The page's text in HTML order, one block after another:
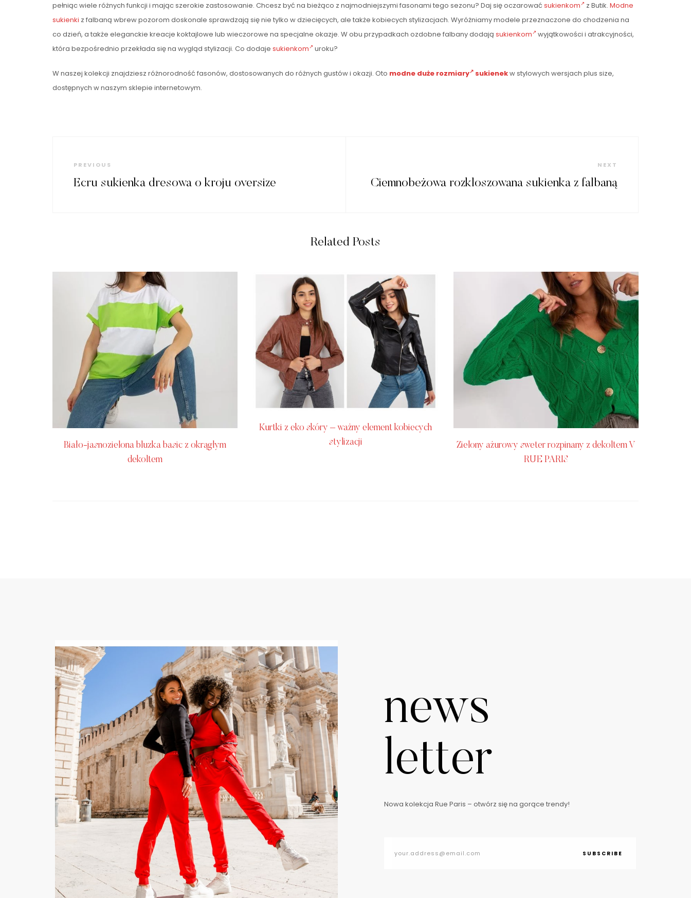
pełniąc wiele różnych funkcji i mając szerokie zastosowanie. Chcesz być na bieżąco z najmodniejszymi fasonami tego sezonu? Daj się oczarować sukienkom z Butik. Modne
sukienki z falbaną wbrew pozorom doskonale sprawdzają się nie tylko w dziecięcych, ale także kobiecych stylizacjach. Wyróżniamy modele przeznaczone do chodzenia na
co dzień, a także eleganckie kreacje koktajlowe lub wieczorowe na specjalne okazje. W obu przypadkach ozdobne falbany dodają sukienkom
wyjątkowości i atrakcyjności,
która bezpośrednio przekłada się na wygląd stylizacji. Co dodaje sukienkom uroku?
W naszej kolekcji znajdziesz różnorodność fasonów, dostosowanych do różnych gustów i okazji. Oto modne duże rozmiary sukienekw stylowych wersjach plus size,
dostępnych w naszym sklepie internetowym.
wpisu
Previous
Post
PREVIOUS
Ecru sukienka dresowa o kroju oversize
NEXT
Ciemnobeżowa rozkloszowana sukienka z falbaną
Related Posts
Biało-jasnozielona bluzka basic z okrągłym
dekoltem
Kurtki z eko skóry – ważny element kobiecych
stylizacji
Zielony ażurowy sweter rozpinany z dekoltem V
RUE PARIS
news
letter
Nowa kolekcja Rue Paris – otwórz się na gorące trendy!
SUBSCRIBE